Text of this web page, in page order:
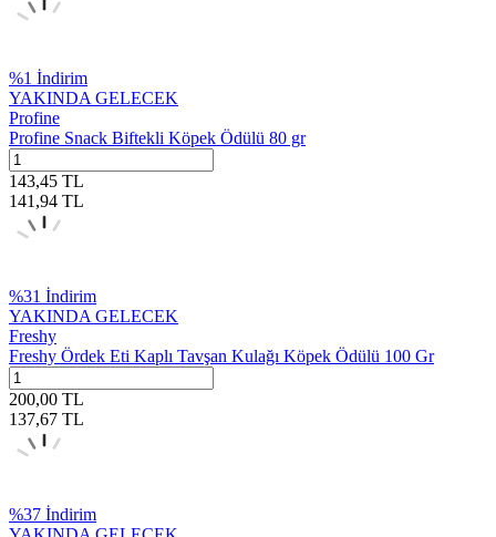
%1 İndirim
YAKINDA GELECEK
Profine
Profine Snack Biftekli Köpek Ödülü 80 gr
143,45 TL
141,94 TL
%31 İndirim
YAKINDA GELECEK
Freshy
Freshy Ördek Eti Kaplı Tavşan Kulağı Köpek Ödülü 100 Gr
200,00 TL
137,67 TL
%37 İndirim